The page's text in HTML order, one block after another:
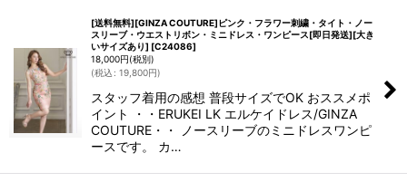
[送料無料][GINZA COUTURE]ピンク・フラワー刺繍・タイト・ノー
スリーブ・ウエストリボン・ミニドレス・ワンピース[即日発送][大き
いサイズあり] [C24086]
18,000円(税別)
(税込 : 19,800円)
スタッフ着用の感想 普段サイズでOK おススメポ
イント ・・ERUKEI LK エルケイドレス/GINZA
COUTURE・・ ノースリーブのミニドレスワンピ
ースです。 カ…